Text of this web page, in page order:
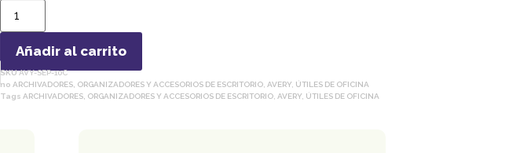
Añadir al carrito
SKUAVY-SEP-10C
no ARCHIVADORES, ORGANIZADORES Y ACCESORIOS DE ESCRITORIO AVERY ÚTILES DE OFICINA
Tags ARCHIVADORES, ORGANIZADORES Y ACCESORIOS DE ESCRITORIO AVERY ÚTILES DE OFICINA